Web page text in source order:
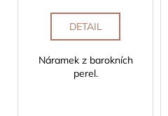
DETAIL
Náramek z barokních
perel.